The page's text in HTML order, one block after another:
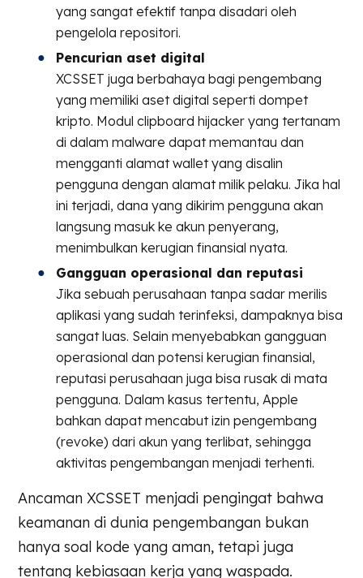
yang sangat efektif tanpa disadari oleh
pengelola repositori.
Pencurian aset digital
XCSSET juga berbahaya bagi pengembang
yang memiliki aset digital seperti dompet
kripto. Modul clipboard hijacker yang tertanam
di dalam malware dapat memantau dan
mengganti alamat wallet yang disalin
pengguna dengan alamat milik pelaku. Jika hal
ini terjadi, dana yang dikirim pengguna akan
langsung masuk ke akun penyerang,
menimbulkan kerugian finansial nyata.
Gangguan operasional dan reputasi
Jika sebuah perusahaan tanpa sadar merilis
aplikasi yang sudah terinfeksi, dampaknya bisa
sangat luas. Selain menyebabkan gangguan
operasional dan potensi kerugian finansial,
reputasi perusahaan juga bisa rusak di mata
pengguna. Dalam kasus tertentu, Apple
bahkan dapat mencabut izin pengembang
(revoke) dari akun yang terlibat, sehingga
aktivitas pengembangan menjadi terhenti.
Ancaman XCSSET menjadi pengingat bahwa
keamanan di dunia pengembangan bukan
hanya soal kode yang aman, tetapi juga
tentang kebiasaan kerja yang waspada.